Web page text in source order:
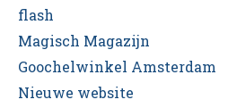
flash
Magisch Magazijn
Goochelwinkel Amsterdam
Nieuwe website